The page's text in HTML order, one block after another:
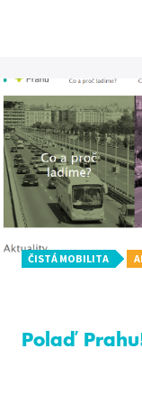
ČISTÁ MOBILITA
Polaď